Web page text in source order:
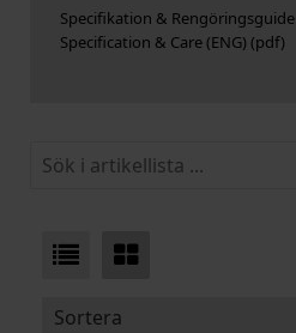
Specifikation & Rengöringsguide
Specification & Care (ENG)
Sortera